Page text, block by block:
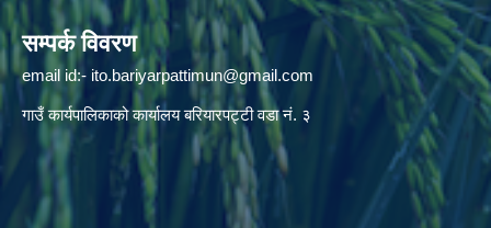
सम्पर्क विवरण
email id:- ito.bariyarpattimun@gmail.com
गाउँ कार्यपालिकाको कार्यालय बरियारपट्टी वडा नं. ३